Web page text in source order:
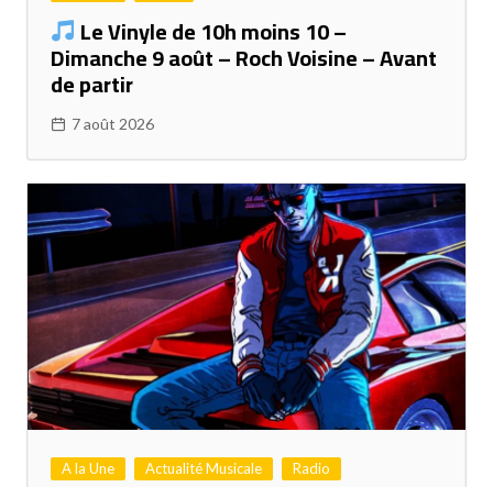
Le Vinyle de 10h moins 10 –
Dimanche 9 août – Roch Voisine – Avant
de partir
7 août 2026
A la Une Actualité Musicale Radio